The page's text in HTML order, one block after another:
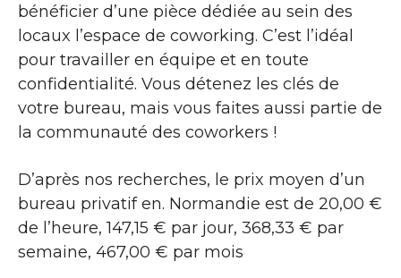
bénéficier d’une pièce dédiée au sein des
locaux l’espace de coworking. C’est l’idéal
pour travailler en équipe et en toute
confidentialité. Vous détenez les clés de
votre bureau, mais vous faites aussi partie de
la communauté des coworkers !
D’après nos recherches, le prix moyen d’un
bureau privatif en. Normandie est de 20,00 €
de l’heure, 147,15 € par jour, 368,33 € par
semaine, 467,00 € par mois